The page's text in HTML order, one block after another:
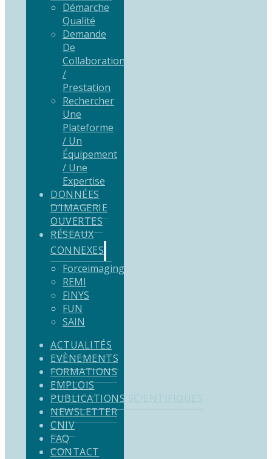
Démarche
Qualité
Demande
De
Collaboration
/
Prestation
Rechercher
Une
Plateforme
/ Un
Équipement
/ Une
Expertise
DONNÉES
D’IMAGERIE
OUVERTES
RÉSEAUX
CONNEXES
Forceimaging
REMI
FINYS
FUN
SAIN
ACTUALITÉS
EVÈNEMENTS
FORMATIONS
EMPLOIS
PUBLICATIONS SCIENTIFIQUES
NEWSLETTER
CNIV
FAQ
CONTACT